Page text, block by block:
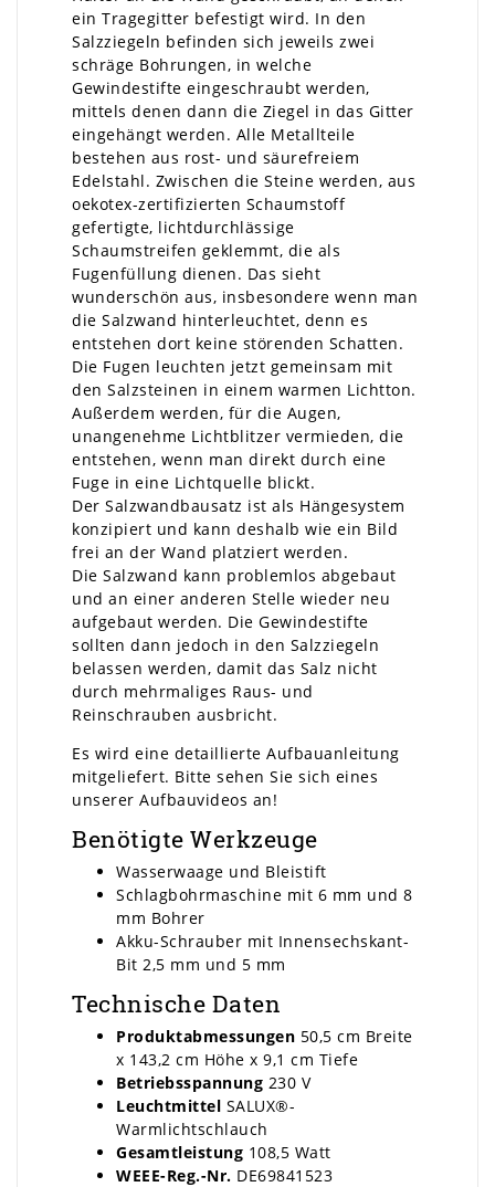
ein Tragegitter befestigt wird. In den
Salzziegeln befinden sich jeweils zwei
schräge Bohrungen, in welche
Gewindestifte eingeschraubt werden,
mittels denen dann die Ziegel in das Gitter
eingehängt werden. Alle Metallteile
bestehen aus rost- und säurefreiem
Edelstahl. Zwischen die Steine werden, aus
oekotex-zertifizierten Schaumstoff
gefertigte, lichtdurchlässige
Schaumstreifen geklemmt, die als
Fugenfüllung dienen. Das sieht
wunderschön aus, insbesondere wenn man
die Salzwand hinterleuchtet, denn es
entstehen dort keine störenden Schatten.
Die Fugen leuchten jetzt gemeinsam mit
den Salzsteinen in einem warmen Lichtton.
Außerdem werden, für die Augen,
unangenehme Lichtblitzer vermieden, die
entstehen, wenn man direkt durch eine
Fuge in eine Lichtquelle blickt.
Der Salzwandbausatz ist als Hängesystem
konzipiert und kann deshalb wie ein Bild
frei an der Wand platziert werden.
Die Salzwand kann problemlos abgebaut
und an einer anderen Stelle wieder neu
aufgebaut werden. Die Gewindestifte
sollten dann jedoch in den Salzziegeln
belassen werden, damit das Salz nicht
durch mehrmaliges Raus- und
Reinschrauben ausbricht.
Es wird eine detaillierte Aufbauanleitung
mitgeliefert. Bitte sehen Sie sich eines
unserer Aufbauvideos an!
Benötigte Werkzeuge
Wasserwaage und Bleistift
Schlagbohrmaschine mit 6 mm und 8
mm Bohrer
Akku-Schrauber mit Innensechskant-
Bit 2,5 mm und 5 mm
Technische Daten
Produktabmessungen 50,5 cm Breite
x 143,2 cm Höhe x 9,1 cm Tiefe
Betriebsspannung 230 V
Leuchtmittel SALUX®-
Warmlichtschlauch
Gesamtleistung 108,5 Watt
WEEE-Reg.-Nr. DE69841523